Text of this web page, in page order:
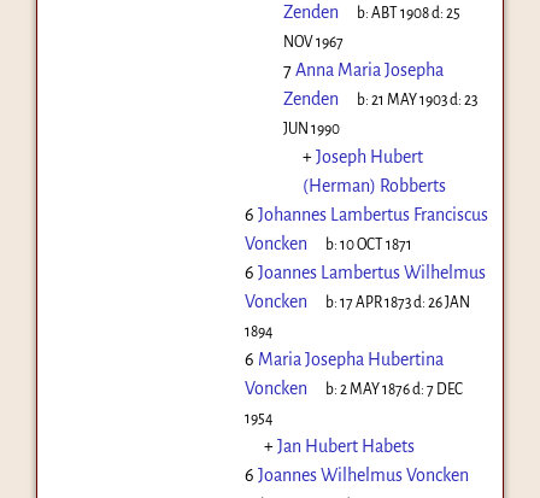
Zenden
b:ABT 1908d:25
NOV 1967
7Anna Maria Josepha
Zenden
b:21 MAY 1903d:23
JUN 1990
+Joseph Hubert
(Herman) Robberts
6 Johannes Lambertus Franciscus
Voncken
b:10 OCT 1871
6 Joannes Lambertus Wilhelmus
Voncken
b:17 APR 1873d:26 JAN
1894
6 Maria Josepha Hubertina
Voncken
b:2 MAY 1876d:7 DEC
1954
+Jan Hubert Habets
6 Joannes Wilhelmus Voncken